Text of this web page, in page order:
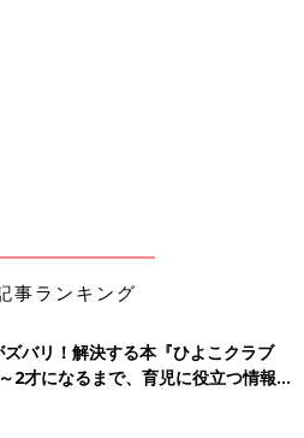
なかったので、キリッとした顔で注
事ランキング
バリ！解決する本『ひよこクラブ
才になるまで、育児に役立つ情報が